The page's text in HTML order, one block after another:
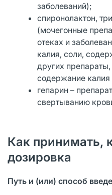
заболеваний);
спиронолактон,
(мочегонные
отеках и
калия, соли,
других
содержание
гепарин –
свертыванию
Как принимать,
дозировка
Путь и (или) способ